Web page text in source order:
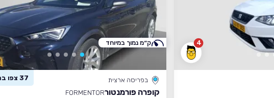
4
בפריסה ארצית 37 צפו ברכב זה
קופרה פורמנטורFORMENTOR
ק״מ נמוך במיוחד